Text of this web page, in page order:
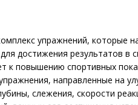
упражнений, которые
достижения результатов в
к повышению спортивных
направленные на
слежения, скорости